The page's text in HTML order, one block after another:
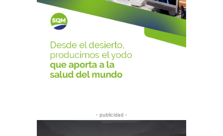
- publicidad -